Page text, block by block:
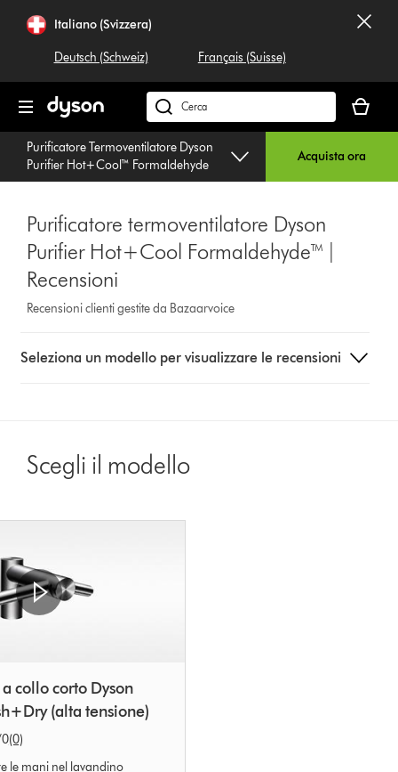
navigazioneItaliano (Svizzera)
Deutsch (Schweiz) Français (Suisse)
Cerca
su
dyson.ch
carrello
è
Purificatore Termoventilatore Dyson
Purifier Hot+Cool™ Formaldehyde
Acquista ora
Purificatore termoventilatore Dyson
Purifier Hot+Cool Formaldehyde™ |
Recensioni
Recensioni clienti gestite da Bazaarvoice
a
to
show
for
below
Seleziona un modello per visualizzare le recensioni
Scegli il modello
collo corto Dyson
(alta tensione)
(0)
le mani nel lavandino